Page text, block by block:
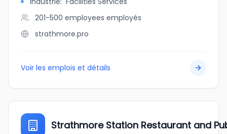
201-500 employees employés
strathmore.pro
Voir les emplois et détails
Strathmore Station Restaurant and